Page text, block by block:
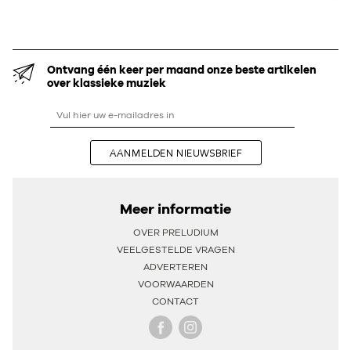
Ontvang één keer per maand onze beste artikelen
over klassieke muziek
AANMELDEN NIEUWSBRIEF
Meer informatie
OVER PRELUDIUM
VEELGESTELDE VRAGEN
ADVERTEREN
VOORWAARDEN
CONTACT